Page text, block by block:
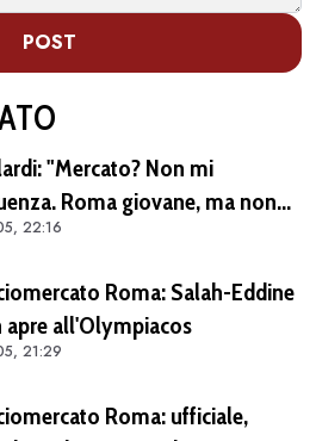
POST
"Mercato? Non mi
Roma giovane, ma non
alle prime armi"
22:16
Roma: Salah-Eddine
apre all'Olympiacos
21:29
Roma: ufficiale,